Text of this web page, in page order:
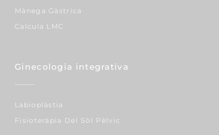
Mànega Gàstrica
Calcula LMC
Ginecologia integrativa
Labioplàstia
Fisioteràpia Del Sòl Pèlvic